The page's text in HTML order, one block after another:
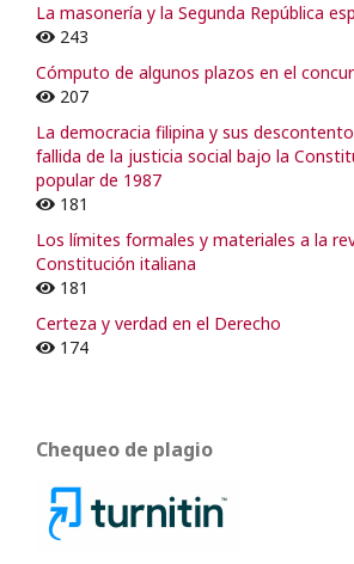
La masonería y la Segunda República
243
Cómputo de algunos plazos en el
207
La democracia filipina y sus
fallida de la justicia social bajo la
popular de 1987
181
Los límites formales y materiales a la
Constitución italiana
181
Certeza y verdad en el Derecho
174
Chequeo de plagio